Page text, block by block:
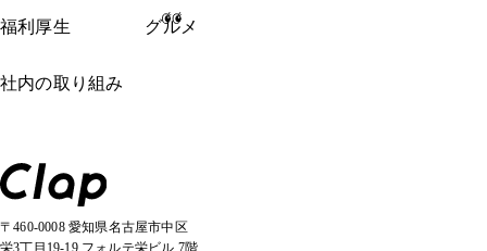
〒460-0008 愛知県名古屋市中区
栄3丁目19-19 フォルテ栄ビル 7階
福利厚生 グルメ
社内の取り組み